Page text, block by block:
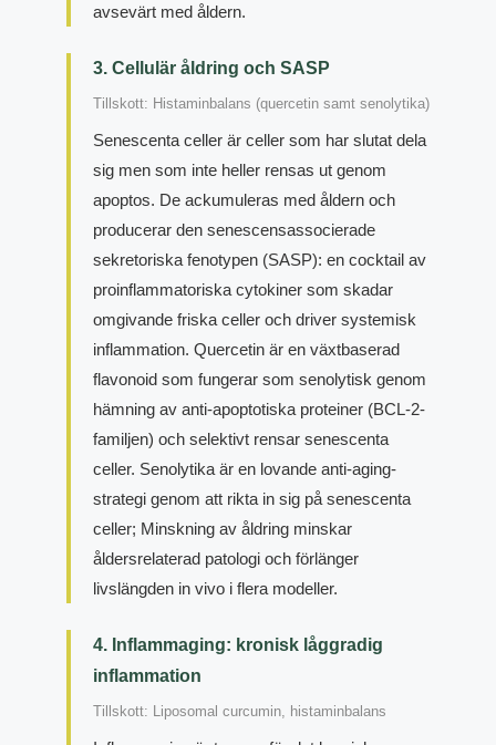
avsevärt med åldern.
3. Cellulär åldring och SASP
Tillskott: Histaminbalans (quercetin samt senolytika)
Senescenta celler är celler som har slutat dela
sig men som inte heller rensas ut genom
apoptos. De ackumuleras med åldern och
producerar den senescensassocierade
sekretoriska fenotypen (SASP): en cocktail av
proinflammatoriska cytokiner som skadar
omgivande friska celler och driver systemisk
inflammation. Quercetin är en växtbaserad
flavonoid som fungerar som senolytisk genom
hämning av anti-apoptotiska proteiner (BCL-2-
familjen) och selektivt rensar senescenta
celler. Senolytika är en lovande anti-aging-
strategi genom att rikta in sig på senescenta
celler; Minskning av åldring minskar
åldersrelaterad patologi och förlänger
livslängden in vivo i flera modeller.
4. Inflammaging: kronisk låggradig
inflammation
Tillskott: Liposomal curcumin, histaminbalans